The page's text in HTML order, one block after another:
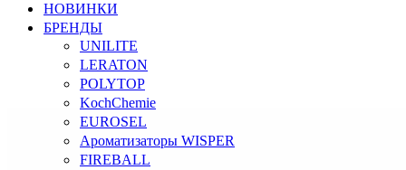
НОВИНКИ
БРЕНДЫ
UNILITE
LERATON
POLYTOP
KochChemie
EUROSEL
Ароматизаторы WISPER
FIREBALL